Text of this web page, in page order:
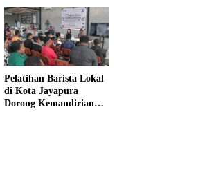
Pelatihan Barista Lokal
di Kota Jayapura
Dorong Kemandirian